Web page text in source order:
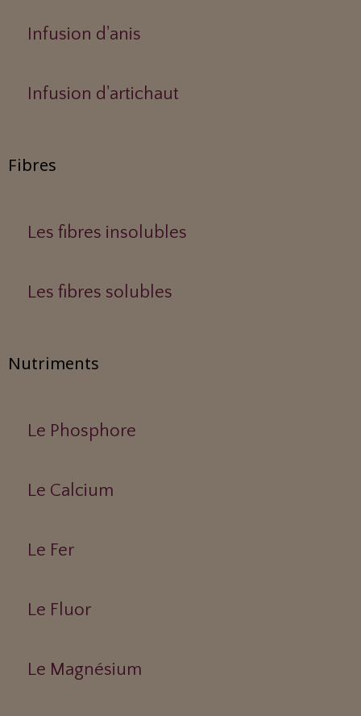
Infusion d'anis
Infusion d'artichaut
Fibres
Les fibres insolubles
Les fibres solubles
Nutriments
Le Phosphore
Le Calcium
Le Fer
Le Fluor
Le Magnésium